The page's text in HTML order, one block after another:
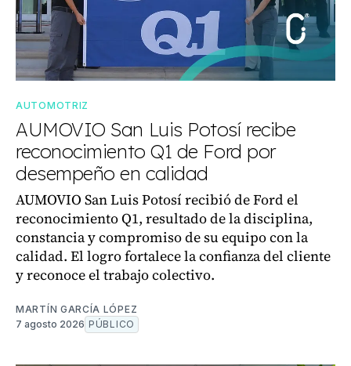
AUTOMOTRIZ
AUMOVIO San Luis Potosí recibe
reconocimiento Q1 de Ford por
desempeño en calidad
AUMOVIO San Luis Potosí recibió de Ford el
reconocimiento Q1, resultado de la disciplina,
constancia y compromiso de su equipo con la
calidad. El logro fortalece la confianza del cliente
y reconoce el trabajo colectivo.
MARTÍN GARCÍA LÓPEZ
7 agosto 2026 PÚBLICO